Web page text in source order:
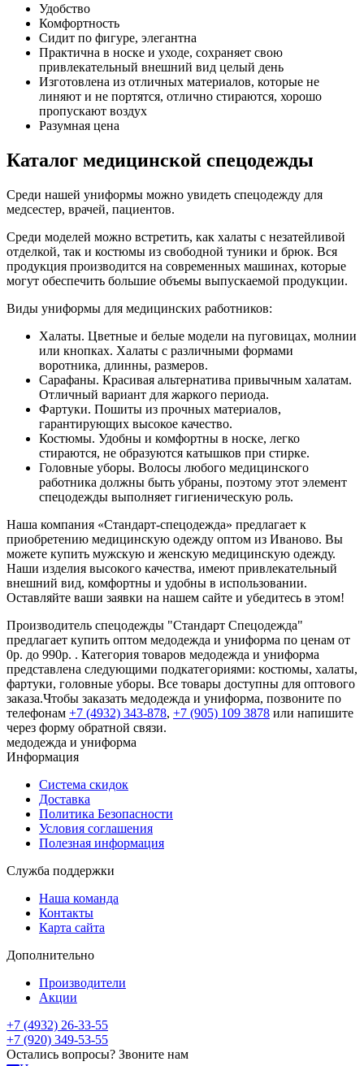
Удобство
Комфортность
Сидит по фигуре, элегантна
Практична в носке и уходе, сохраняет свою
привлекательный внешний вид целый день
Изготовлена из отличных материалов, которые не
линяют и не портятся, отлично стираются, хорошо
пропускают воздух
Разумная цена
Каталог медицинской спецодежды
Среди нашей униформы можно увидеть спецодежду для
медсестер, врачей, пациентов.
Среди моделей можно встретить, как халаты с незатейливой
отделкой, так и костюмы из свободной туники и брюк. Вся
продукция производится на современных машинах, которые
могут обеспечить большие объемы выпускаемой продукции.
Виды униформы для медицинских работников:
Халаты. Цветные и белые модели на пуговицах, молнии
или кнопках. Халаты с различными формами
воротника, длинны, размеров.
Сарафаны. Красивая альтернатива привычным халатам.
Отличный вариант для жаркого периода.
Фартуки. Пошиты из прочных материалов,
гарантирующих высокое качество.
Костюмы. Удобны и комфортны в носке, легко
стираются, не образуются катышков при стирке.
Головные уборы. Волосы любого медицинского
работника должны быть убраны, поэтому этот элемент
спецодежды выполняет гигиеническую роль.
Наша компания «Стандарт-спецодежда» предлагает к
приобретению медицинскую одежду оптом из Иваново. Вы
можете купить мужскую и женскую медицинскую одежду.
Наши изделия высокого качества, имеют привлекательный
внешний вид, комфортны и удобны в использовании.
Оставляйте ваши заявки на нашем сайте и убедитесь в этом!
Производитель спецодежды "Стандарт Спецодежда"
предлагает купить оптом медодежда и униформа по ценам от
0р. до 990р. . Категория товаров медодежда и униформа
представлена следующими подкатегориями: костюмы, халаты,
фартуки, головные уборы. Все товары доступны для оптового
заказа.Чтобы заказать медодежда и униформа, позвоните по
телефонам +7 (4932) 343-878, +7 (905) 109 3878 или напишите
через форму обратной связи.
медодежда и униформа
Информация
Система скидок
Доставка
Политика Безопасности
Условия соглашения
Полезная информация
Служба поддержки
Наша команда
Контакты
Карта сайта
Дополнительно
Производители
Акции
+7 (4932) 26-33-55
+7 (920) 349-53-55
Остались вопросы? Звоните нам